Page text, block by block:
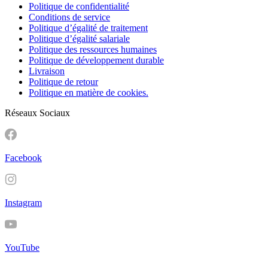
Politique de confidentialité
Conditions de service
Politique d’égalité de traitement
Politique d’égalité salariale
Politique des ressources humaines
Politique de développement durable
Livraison
Politique de retour
Politique en matière de cookies.
Réseaux Sociaux
Facebook
Instagram
YouTube